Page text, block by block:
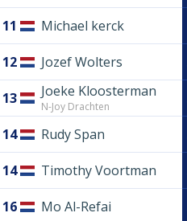
11 Michael kerck
12 Jozef Wolters
13 Joeke Kloosterman
N-Joy Drachten
14 Rudy Span
14 Timothy Voortman
16 Mo Al-Refai